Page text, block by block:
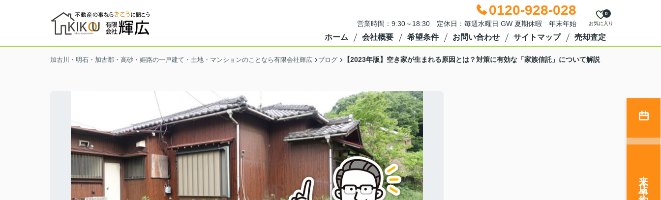
0120-928-028
営業時間：9:30～18:30 定休日：毎週水曜日 GW 夏期休暇 年末年始 お気に入り
0
ホーム 会社概要 希望条件 お問い合わせ サイトマップ 売却査定
加古川・明石・加古郡・高砂・姫路の一戸建て・土地・マンションのことなら有限会社輝広 ブログ 【2023年版】空き家が生まれる原因とは？対策に有効な「家族信託」について解説
来店予約